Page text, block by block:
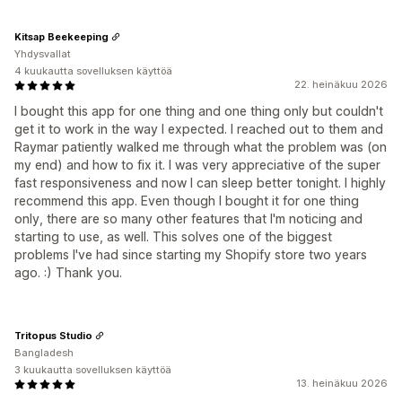
22. heinäkuu 2026
I bought this app for one thing and one thing only but couldn't
get it to work in the way I expected. I reached out to them and
Raymar patiently walked me through what the problem was (on
my end) and how to fix it. I was very appreciative of the super
fast responsiveness and now I can sleep better tonight. I highly
recommend this app. Even though I bought it for one thing
only, there are so many other features that I'm noticing and
starting to use, as well. This solves one of the biggest
problems I've had since starting my Shopify store two years
ago. :) Thank you.
Kitsap Beekeeping
Yhdysvallat
4 kuukautta sovelluksen käyttöä
13. heinäkuu 2026
Tritopus Studio
Bangladesh
3 kuukautta sovelluksen käyttöä